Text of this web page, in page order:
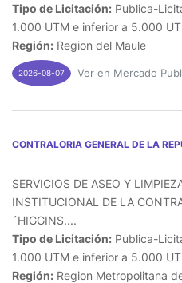
Tipo de Licitación: Publica-
1.000 UTM e inferior a 5.000
Región: Region del Maule
2026-08-07 Ver en Mercado
CONTRALORIA GENERAL DE LA
SERVICIOS DE ASEO Y
INSTITUCIONAL DE LA
´HIGGINS....
Tipo de Licitación: Publica-
1.000 UTM e inferior a 5.000
Región: Region Metropolitana